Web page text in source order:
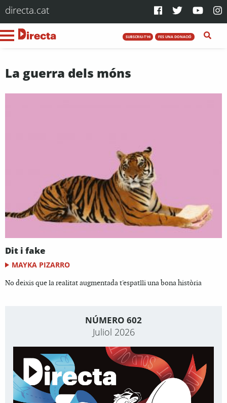
directa.cat
SUBSCRIU-T'HI FES UNA DONACIÓ
La guerra dels móns
Dit i fake
MAYKA PIZARRO
No deixis que la realitat augmentada t'espatlli una bona història
NÚMERO 602
Juliol 2026